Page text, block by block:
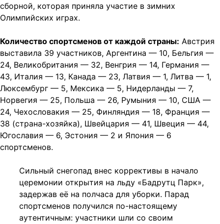
сборной, которая приняла участие в зимних
Олимпийских играх.
Количество спортсменов от каждой страны: Австрия
выставила 39 участников, Аргентина — 10, Бельгия —
24, Великобритания — 32, Венгрия — 14, Германия —
43, Италия — 13, Канада — 23, Латвия — 1, Литва — 1,
Люксембург — 5, Мексика — 5, Нидерланды — 7,
Норвегия — 25, Польша — 26, Румыния — 10, США —
24, Чехословакия — 25, Финляндия — 18, Франция —
38 (страна-хозяйка), Швейцария — 41, Швеция — 44,
Югославия — 6, Эстония — 2 и Япония — 6
спортсменов.
Сильный снегопад внес коррективы в начало
церемонии открытия на льду «Бадрутц Парк»,
задержав её на полчаса для уборки. Парад
спортсменов получился по-настоящему
аутентичным: участники шли со своим